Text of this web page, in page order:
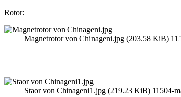
Rotor:
Magnetrotor von Chinageni.jpg (203.58 KiB)
Staor von Chinageni1.jpg (219.23 KiB) 11504-